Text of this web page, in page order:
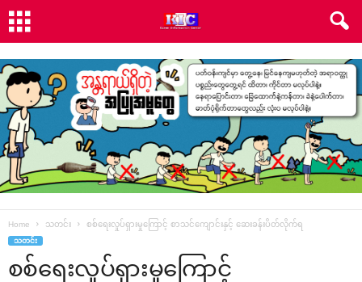
Home သတင်း စစ်‌ရေးလှုပ်ရှားမှု‌ကြောင့် စာသင်‌ကျောင်းနှင့် ‌ဆေးခန်းပိတ်လိုက်ရ
သတင်း
စစ်‌ရေးလှုပ်ရှားမှု‌ကြောင့်